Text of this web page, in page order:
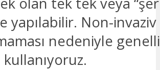
yapılabilir. Non-invaziv
nedeniyle